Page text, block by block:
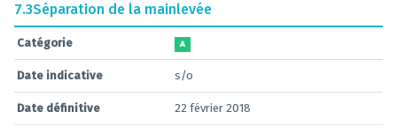
7.3Séparation de la mainlevée
Catégorie A
Date indicative s/o
Date définitive 22 février 2018